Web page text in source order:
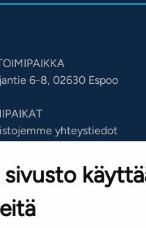
sivusto
6-8, 02630 Espoo
yhteystiedot
045 7734 3777
klo 8-16)